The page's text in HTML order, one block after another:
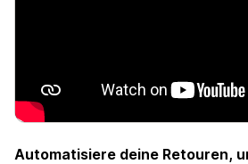
Automatisiere deine Retouren,